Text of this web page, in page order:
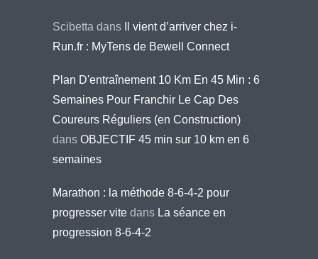
Scibetta dans
Il vient d’arriver chez i-
Run.fr : MyTens de Bewell Connect
Plan D'entraînement 10 Km En 45 Min : 6
Semaines Pour Franchir Le Cap Des
Coureurs Réguliers (en Construction)
dans OBJECTIF 45 min sur 10 km en 6
semaines
Marathon : la méthode 8-6-4-2 pour
progresser vite dans La séance en
progression 8-6-4-2